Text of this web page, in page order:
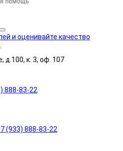
д.100, к. 3, оф. 107
888-83-22
(933) 888-83-22